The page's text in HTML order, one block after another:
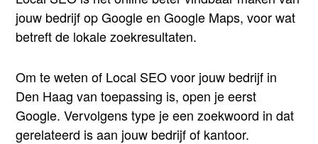
jouw bedrijf op Google en Google Maps, voor wat
betreft de lokale zoekresultaten.
Om te weten of Local SEO voor jouw bedrijf in
Den Haag van toepassing is, open je eerst
Google. Vervolgens type je een zoekwoord in dat
gerelateerd is aan jouw bedrijf of kantoor.